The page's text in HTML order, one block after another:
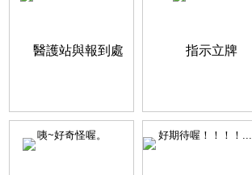
咦~好奇怪喔。 好期待喔！！！！...